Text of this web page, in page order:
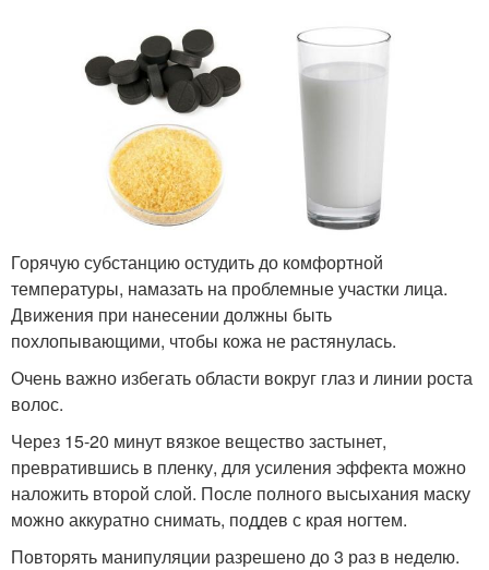
Горячую субстанцию остудить до комфортной
температуры, намазать на проблемные участки лица.
Движения при нанесении должны быть
похлопывающими, чтобы кожа не растянулась.
Очень важно избегать области вокруг глаз и линии роста
волос.
Через 15-20 минут вязкое вещество застынет,
превратившись в пленку, для усиления эффекта можно
наложить второй слой. После полного высыхания маску
можно аккуратно снимать, поддев с края ногтем.
Повторять манипуляции разрешено до 3 раз в неделю.